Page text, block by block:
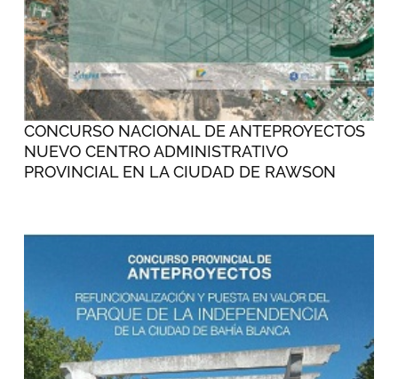
CONCURSO NACIONAL DE ANTEPROYECTOS
NUEVO CENTRO ADMINISTRATIVO
PROVINCIAL EN LA CIUDAD DE RAWSON